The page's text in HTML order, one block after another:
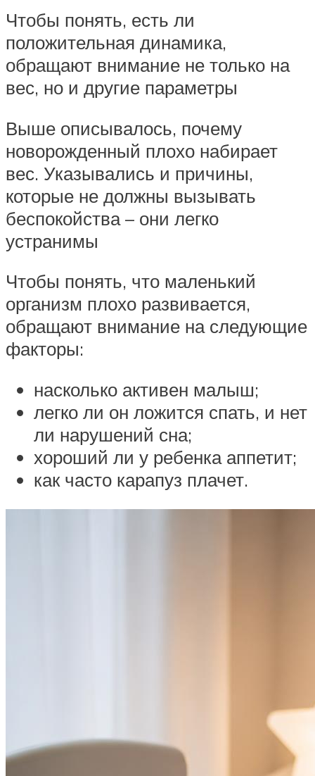
Чтобы понять, есть ли
положительная динамика,
обращают внимание не только на
вес, но и другие параметры
Выше описывалось, почему
новорожденный плохо набирает
вес. Указывались и причины,
которые не должны вызывать
беспокойства – они легко
устранимы
Чтобы понять, что маленький
организм плохо развивается,
обращают внимание на следующие
факторы:
насколько активен малыш;
легко ли он ложится спать, и нет
ли нарушений сна;
хороший ли у ребенка аппетит;
как часто карапуз плачет.